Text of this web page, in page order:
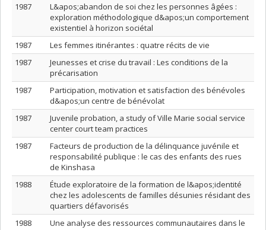
1987
L&apos;abandon de soi chez les personnes âgées :
exploration méthodologique d&apos;un comportement
existentiel à horizon sociétal
1987
Les femmes itinérantes : quatre récits de vie
1987
Jeunesses et crise du travail : Les conditions de la
précarisation
1987
Participation, motivation et satisfaction des bénévoles
d&apos;un centre de bénévolat
1987
Juvenile probation, a study of Ville Marie social service
center court team practices
1987
Facteurs de production de la délinquance juvénile et
responsabilité publique : le cas des enfants des rues
de Kinshasa
1988
Étude exploratoire de la formation de l&apos;identité
chez les adolescents de familles désunies résidant des
quartiers défavorisés
1988
Une analyse des ressources communautaires dans le